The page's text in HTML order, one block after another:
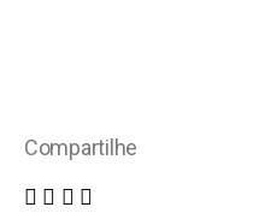
Compartilhe